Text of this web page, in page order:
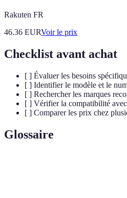
Rakuten FR
46.36 EURVoir le prix
Checklist avant achat
[ ] Évaluer les besoins
[ ] Identifier le modèle et le
[ ] Rechercher les marques
[ ] Vérifier la compatibilité
[ ] Comparer les prix chez
Glossaire